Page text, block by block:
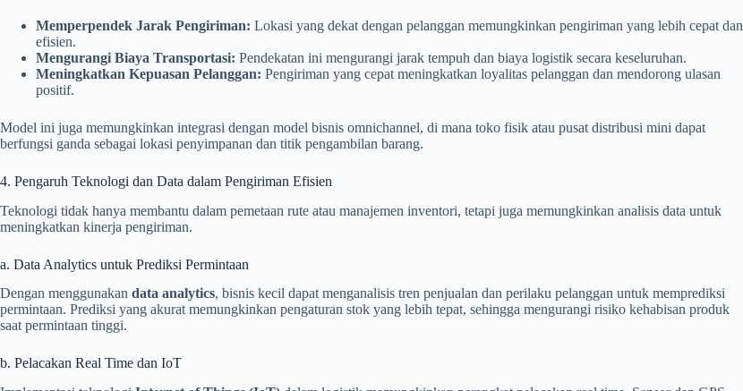
Memperpendek Jarak Pengiriman: Lokasi yang dekat dengan pelanggan memungkinkan pengiriman yang lebih cepat dan
efisien.
Mengurangi Biaya Transportasi: Pendekatan ini mengurangi jarak tempuh dan biaya logistik secara keseluruhan.
Meningkatkan Kepuasan Pelanggan: Pengiriman yang cepat meningkatkan loyalitas pelanggan dan mendorong ulasan
positif.
Model ini juga memungkinkan integrasi dengan model bisnis omnichannel, di mana toko fisik atau pusat distribusi mini dapat
berfungsi ganda sebagai lokasi penyimpanan dan titik pengambilan barang.
4. Pengaruh Teknologi dan Data dalam Pengiriman Efisien
Teknologi tidak hanya membantu dalam pemetaan rute atau manajemen inventori, tetapi juga memungkinkan analisis data untuk
meningkatkan kinerja pengiriman.
a. Data Analytics untuk Prediksi Permintaan
Dengan menggunakan data analytics, bisnis kecil dapat menganalisis tren penjualan dan perilaku pelanggan untuk memprediksi
permintaan. Prediksi yang akurat memungkinkan pengaturan stok yang lebih tepat, sehingga mengurangi risiko kehabisan produk
saat permintaan tinggi.
b. Pelacakan Real Time dan IoT